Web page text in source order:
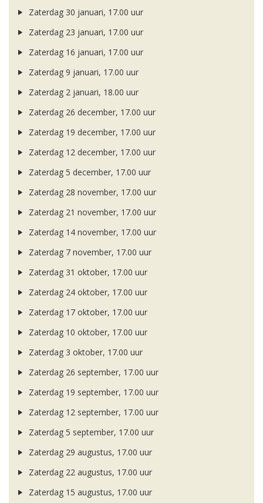
Zaterdag 30 januari, 17.00 uur
Zaterdag 23 januari, 17.00 uur
Zaterdag 16 januari, 17.00 uur
Zaterdag 9 januari, 17.00 uur
Zaterdag 2 januari, 18.00 uur
Zaterdag 26 december, 17.00 uur
Zaterdag 19 december, 17.00 uur
Zaterdag 12 december, 17.00 uur
Zaterdag 5 december, 17.00 uur
Zaterdag 28 november, 17.00 uur
Zaterdag 21 november, 17.00 uur
Zaterdag 14 november, 17.00 uur
Zaterdag 7 november, 17.00 uur
Zaterdag 31 oktober, 17.00 uur
Zaterdag 24 oktober, 17.00 uur
Zaterdag 17 oktober, 17.00 uur
Zaterdag 10 oktober, 17.00 uur
Zaterdag 3 oktober, 17.00 uur
Zaterdag 26 september, 17.00 uur
Zaterdag 19 september, 17.00 uur
Zaterdag 12 september, 17.00 uur
Zaterdag 5 september, 17.00 uur
Zaterdag 29 augustus, 17.00 uur
Zaterdag 22 augustus, 17.00 uur
Zaterdag 15 augustus, 17.00 uur